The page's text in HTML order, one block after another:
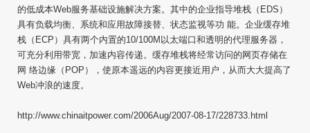
的低成本Web服务基础设施解决方案。其中的企业指导堆栈（EDS）
具有负载均衡、系统和应用故障接替、状态监视等功 能。企业缓存堆
栈（ECP）具有两个内置的10/100M以太端口和透明的代理服务器，
可充分利用带宽，加速内容传递。缓存堆栈将经常访问的网页存储在
网 络边缘（POP），使原本遥远的内容更接近用户，从而大大提高了
Web冲浪的速度。
http://www.chinaitpower.com/2006Aug/2007-08-17/228733.html